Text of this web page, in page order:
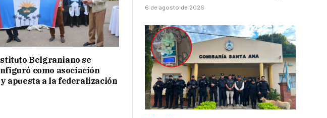
Belgraniano se
como asociación
apuesta a la federalización
6 de agosto de 2026